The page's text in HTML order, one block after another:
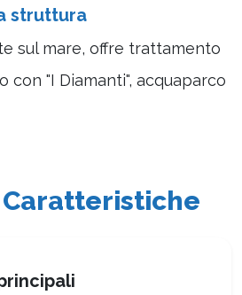
struttura
sul mare, offre trattamento
con "I Diamanti", acquaparco
Caratteristiche